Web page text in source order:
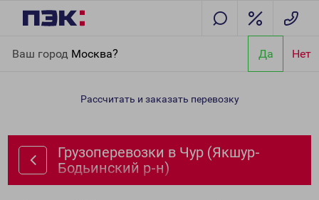
Ваш город Москва? Да Нет
Бодьинский р-н)
Рассчитать и заказать перевозку
Грузоперевозки в Чур (Якшур-
Бодьинский р-н)